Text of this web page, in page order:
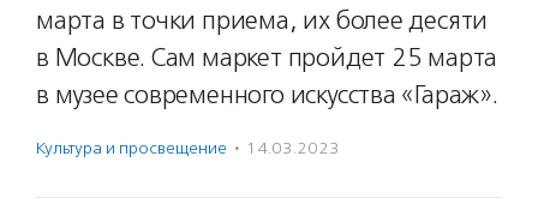
марта в точки приема, их более десяти
в Москве. Сам маркет пройдет 25 марта
в музее современного искусства «Гараж».
Культура и просвещение · 14.03.2023